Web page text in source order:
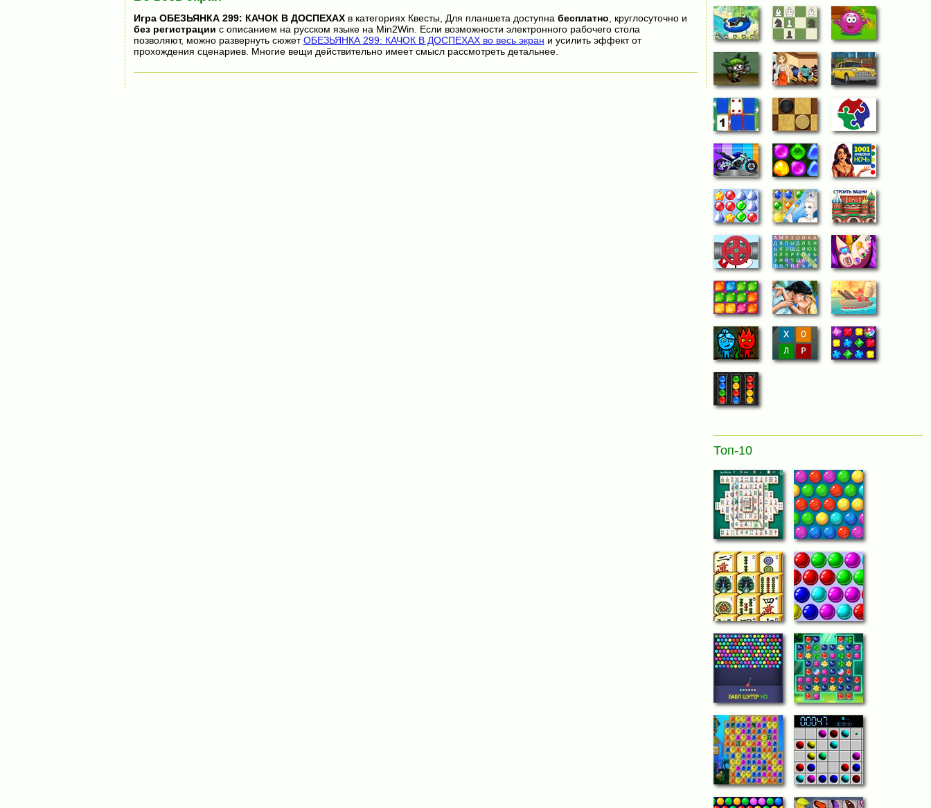
Игра ОБЕЗЬЯНКА 299: КАЧОК В ДОСПЕХАХв категориях Квесты, Для планшета доступна бесплатно, круглосуточно и
без регистрации с описанием на русском языке на Min2Win. Если возможности электронного рабочего стола
позволяют, можно развернуть сюжетОБЕЗЬЯНКА 299: КАЧОК В ДОСПЕХАХ во весь экран и усилить эффект от
прохождения сценариев. Многие вещи действительно имеет смысл рассмотреть детальнее.
Топ-10